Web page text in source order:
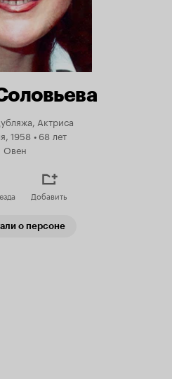
Актриса
1958 • 68 лет
Овен
Добавить
о персоне